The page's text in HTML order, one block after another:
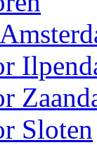
Sloten